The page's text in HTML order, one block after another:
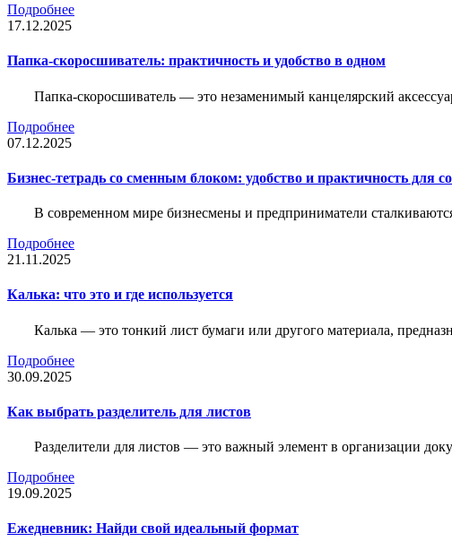
Подробнее
17.12.2025
Папка-скоросшиватель: практичность и удобство в одном
Папка-скоросшиватель — это незаменимый канцелярский
Подробнее
07.12.2025
Бизнес-тетрадь со сменным блоком: удобство и практичность для
В современном мире бизнесмены и предприниматели
Подробнее
21.11.2025
Калька: что это и где используется
Калька — это тонкий лист бумаги или другого материала,
Подробнее
30.09.2025
Как выбрать разделитель для листов
Разделители для листов — это важный элемент в организации
Подробнее
19.09.2025
Ежедневник: Найди свой идеальный формат